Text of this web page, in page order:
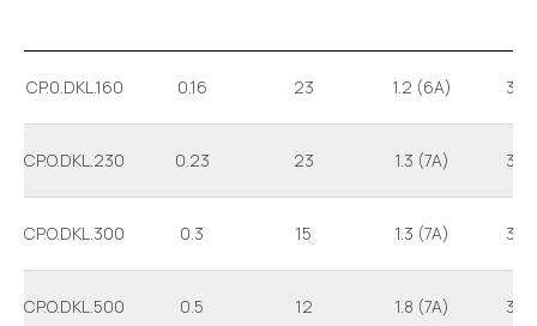
CP.0.DKL.160 0.16 23 1.2 (6A)
CP.O.DKL.230 0.23 23 1.3 (7A)
CP.O.DKL.300 0.3 15 1.3 (7A)
CP.O.DKL.500 0.5 12 1.8 (7A)